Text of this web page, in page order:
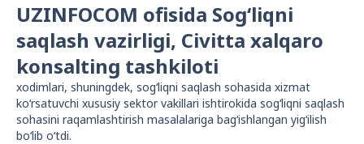
UZINFOCOM ofisida Sog‘liqni
saqlash vazirligi, Civitta xalqaro
konsalting tashkiloti
xodimlari, shuningdek, sog‘liqni saqlash sohasida xizmat
ko‘rsatuvchi xususiy sektor vakillari ishtirokida sog‘liqni saqlash
sohasini raqamlashtirish masalalariga bag‘ishlangan yig‘ilish
bo‘lib o‘tdi.